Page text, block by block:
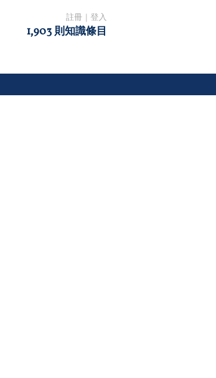
註冊 登入
1,903 則知識條目